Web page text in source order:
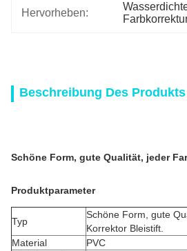
Hervorheben:
Beschreibung Des Produkts
Schöne Form, gute Qualität, jeder
Produktparameter
Typ
Schöne Form, gute
Korrektor Bleistift.
Material
PVC